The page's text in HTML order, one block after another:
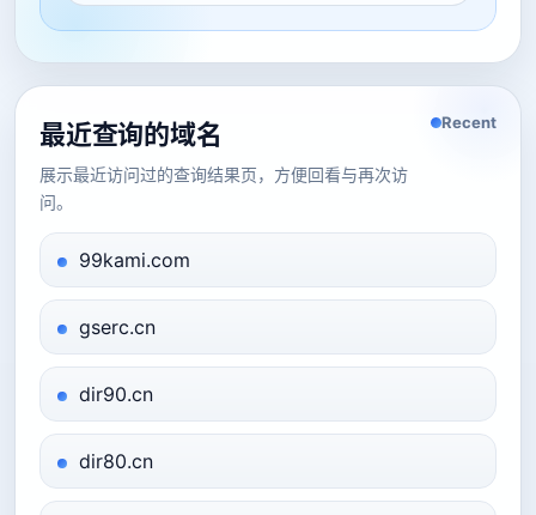
最近查询的域名
展示最近访问过的查询结果页，方便回看与再次访
问。
Recent
99kami.com
gserc.cn
dir90.cn
dir80.cn